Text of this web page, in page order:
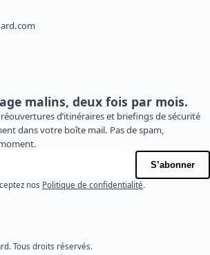
malins, deux fois par mois.
d’itinéraires et briefings de sécurité
dans votre boîte mail. Pas de spam,
S’abonner
nos Politique de confidentialité.
Tous droits réservés.